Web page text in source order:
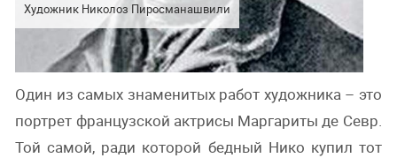
Художник Николоз Пиросманашвили
Один из самых знаменитых работ художника – это
портрет французской актрисы Маргариты де Севр.
Той самой, ради которой бедный Нико купил тот